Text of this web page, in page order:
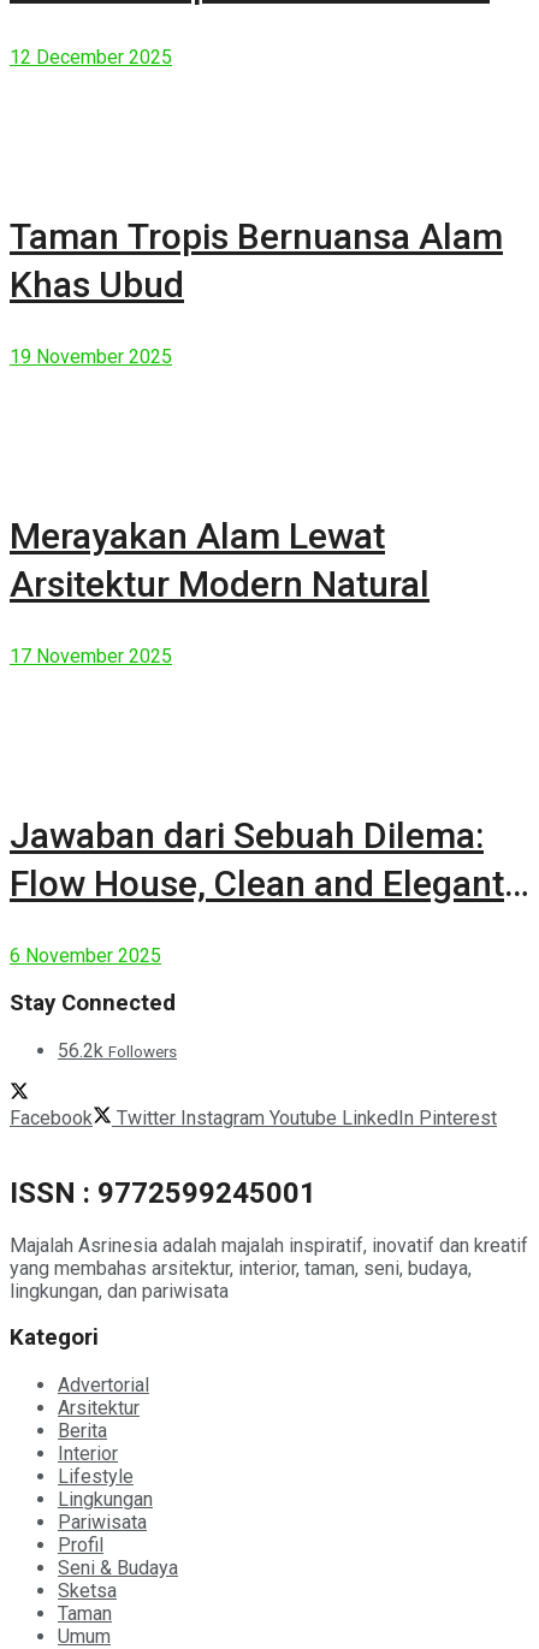
12 December 2025
Taman Tropis Bernuansa Alam
Khas Ubud
19 November 2025
Merayakan Alam Lewat
Arsitektur Modern Natural
17 November 2025
Jawaban dari Sebuah Dilema:
Flow House, Clean and Elegant
6 November 2025
Stay Connected
56.2k Followers
Facebook Twitter Instagram Youtube LinkedIn Pinterest
ISSN : 9772599245001
Majalah Asrinesia adalah majalah inspiratif, inovatif dan kreatif
yang membahas arsitektur, interior, taman, seni, budaya,
lingkungan, dan pariwisata
Kategori
Advertorial
Arsitektur
Berita
Interior
Lifestyle
Lingkungan
Pariwisata
Profil
Seni & Budaya
Sketsa
Taman
Umum